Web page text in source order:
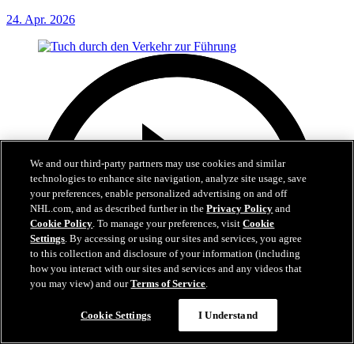
24. Apr. 2026
We and our third-party partners may use cookies and similar
technologies to enhance site navigation, analyze site usage, save
your preferences, enable personalized advertising on and off
NHL.com, and as described further in thePrivacy Policy and
Cookie Policy. To manage your preferences, visitCookie
Settings. By accessing or using our sites and services, you agree
to this collection and disclosure of your information (including
how you interact with our sites and services and any videos that
you may view) and ourTerms of Service.
Cookie Settings I Understand